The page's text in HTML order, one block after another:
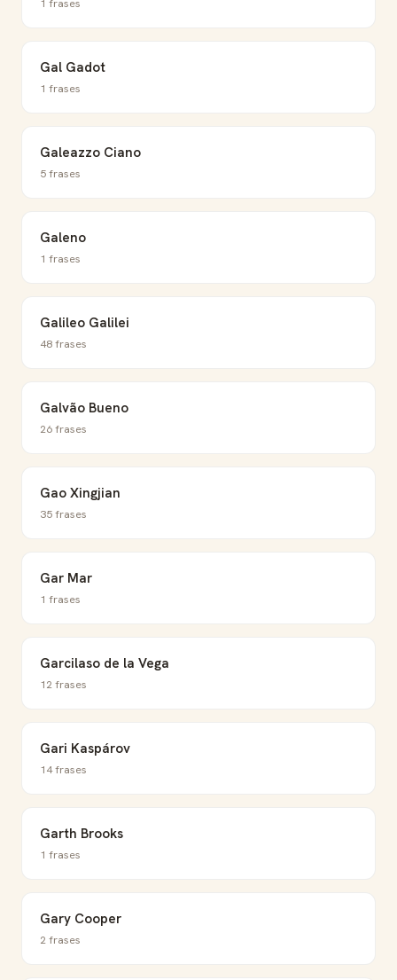
1 frases
Gal Gadot
1 frases
Galeazzo Ciano
5 frases
Galeno
1 frases
Galileo Galilei
48 frases
Galvão Bueno
26 frases
Gao Xingjian
35 frases
Gar Mar
1 frases
Garcilaso de la Vega
12 frases
Gari Kaspárov
14 frases
Garth Brooks
1 frases
Gary Cooper
2 frases